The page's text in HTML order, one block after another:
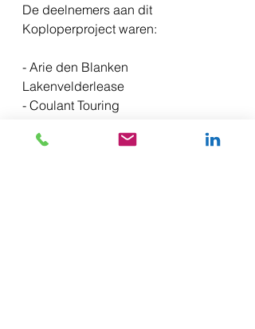
De deelnemers aan dit
Koploperproject waren:
- Arie den Blanken
Lakenvelderlease
- Coulant Touring
- Eisenga Kaas